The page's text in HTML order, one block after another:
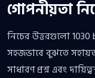
গোপনীয়তা
নিচের উত্তরগুলো 1030
সহজভাবে বুঝতে
সাধারণ প্রশ্ন এবং